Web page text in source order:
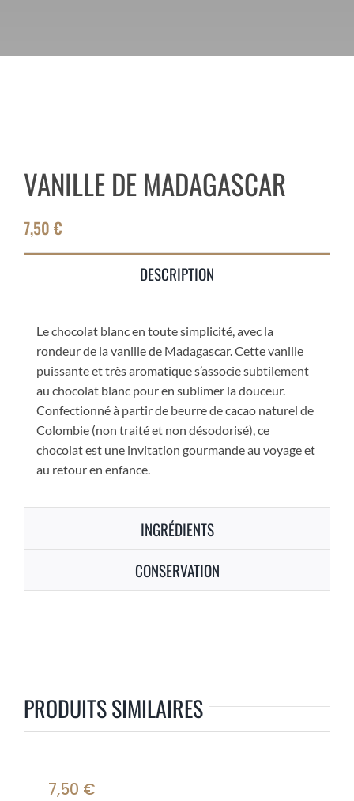
VANILLE DE MADAGASCAR
7,50 €
DESCRIPTION
Le chocolat blanc en toute simplicité, avec la
rondeur de la vanille de Madagascar. Cette vanille
puissante et très aromatique s’associe subtilement
au chocolat blanc pour en sublimer la douceur.
Confectionné à partir de beurre de cacao naturel de
Colombie (non traité et non désodorisé), ce
chocolat est une invitation gourmande au voyage et
au retour en enfance.
INGRÉDIENTS
CONSERVATION
PRODUITS SIMILAIRES
7,50 €